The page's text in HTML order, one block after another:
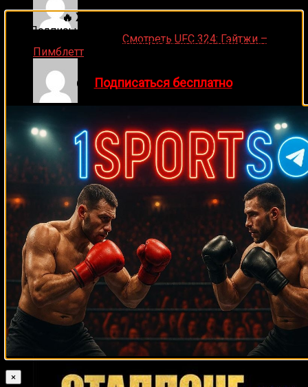
Смотреть UFC 324: Гэйтжи –
Пимблетт
Смотреть UFC 322 Делла Маддалена –
Махачев
Случайные боксеры
Марко Гонзалес Тони Фулиланги Франсиско Родригес Эдиль
Эсенгулов О’Шаки Фостер Исмаил Силлах
Марвин
Хаглер Артур Абрахам
Альфонсо Гомес
Хорхе Солис Джон Руиз Диего Магдалено Ли Свеби
Рэнди Смит
Джеймс Джесси Лейха Хуан Карлос Гомес Томми Джексон Расселл
Частин Джек Херманссон Игнасио Эспарса Мануэль Кальво Дэвид
Виктор Постол Пол Батлер Крейг Ричардс
Хердесон Батиста
Эктор Арройо Уилл Хинтон Майкл Смит Карл Барвайс
Уэйн Бези
Дэнни Эйвери Карл Уэйн Дэвис Тони Томпсон
Педро Алонсо Терадо
Генри Тиллмен
Бобби Грин Давид Аванесян Ладислао Михангос
Хесус Чавес Патрик Микс Луис Ортис Пол Васкес Кристиан Солано
🔥 Хочешь зарабатывать на спорте?
Подписывайся на наш Telegram-канал
прогнозы на единоборства и другие виды спорта
👉 Подписаться бесплатно
×